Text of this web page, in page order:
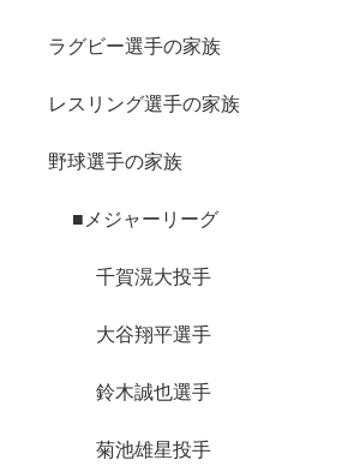
ラグビー選手の家族
レスリング選手の家族
野球選手の家族
■メジャーリーグ
千賀滉大投手
大谷翔平選手
鈴木誠也選手
菊池雄星投手